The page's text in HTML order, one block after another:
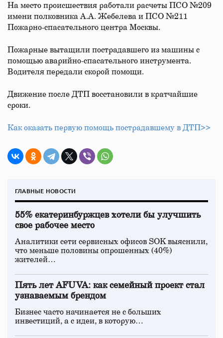
На место происшествия работали расчеты ПСО №209
имени полковника А.А. Жебелева и ПСО №211
Пожарно-спасательного центра Москвы.
Пожарные вытащили пострадавшего из машины с
помощью аварийно-спасательного инструмента.
Водителя передали скорой помощи.
Движение после ДТП восстановили в кратчайшие
сроки.
Как оказать первую помощь пострадавшему в ДТП>>
ГЛАВНЫЕ НОВОСТИ
55% екатеринбуржцев хотели бы улучшить
свое рабочее место
Аналитики сети сервисных офисов SOK выяснили,
что меньше половины опрошенных (40%)
жителей…
Пять лет AFUVA: как семейный проект стал
узнаваемым брендом
Бизнес часто начинается не с больших
инвестиций, а с идеи, в которую…